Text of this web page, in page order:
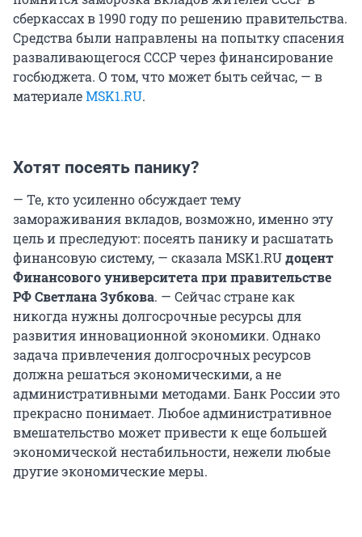
сберкассах в 1990 году по решению правительства.
Средства были направлены на попытку спасения
разваливающегося СССР через финансирование
госбюджета. О том, что может быть сейчас, — в
материалеMSK1.RU.
Хотят посеять панику?
— Те, кто усиленно обсуждает тему
замораживания вкладов, возможно, именно эту
цель и преследуют: посеять панику и расшатать
финансовую систему, — сказала MSK1.RUдоцент
Финансового университета при правительстве
РФСветлана Зубкова. — Сейчас стране как
никогда нужны долгосрочные ресурсы для
развития инновационной экономики. Однако
задача привлечения долгосрочных ресурсов
должна решаться экономическими, а не
административными методами. Банк России это
прекрасно понимает. Любое административное
вмешательство может привести к еще большей
экономической нестабильности, нежели любые
другие экономические меры.